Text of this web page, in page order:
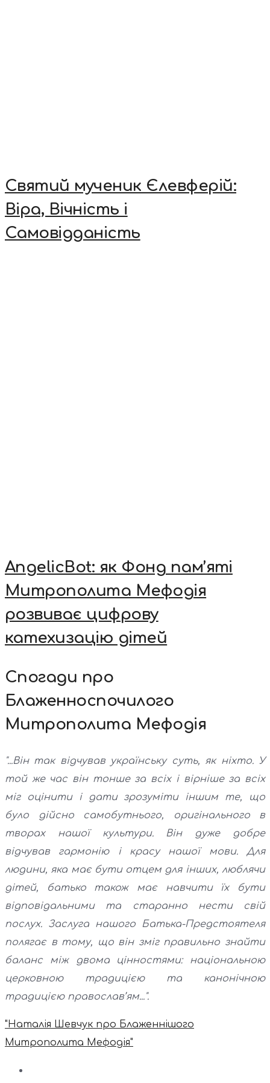
Святий мученик Єлевферій:
Віра, Вічність і
Самовідданість
AngelicBot: як Фонд пам’яті
Митрополита Мефодія
розвиває цифрову
катехизацію дітей
Спогади про
Блаженноспочилого
Митрополита Мефодія
"...Він так відчував українську суть, як ніхто. У
той же час він тонше за всіх і вірніше за всіх
міг оцінити і дати зрозуміти іншим те, що
було дійсно самобутнього, оригінального в
творах нашої культури. Він дуже добре
відчував гармонію і красу нашої мови. Для
людини, яка має бути отцем для інших, люблячи
дітей, батько також має навчити їх бути
відповідальними та старанно нести свій
послух. Заслуга нашого Батька-Предстоятеля
полягає в тому, що він зміг правильно знайти
баланс між двома цінностями: національною
церковною традицією та канонічною
традицією православ’ям...".
"Наталія Шевчук про Блаженнішого
Митрополита Мефодія"